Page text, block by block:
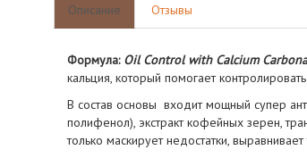
Описание Отзывы
Формула: Oil Control with Calcium
кальция, который помогает
В состав основы входит мощный супер
полифенол), экстракт кофейных зерен,
только маскирует недостатки,